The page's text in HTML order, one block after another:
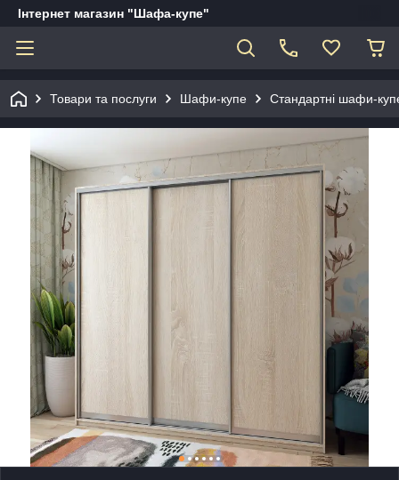
Інтернет магазин "Шафа-купе"
Товари та послуги Шафи-купе Стандартні шафи-